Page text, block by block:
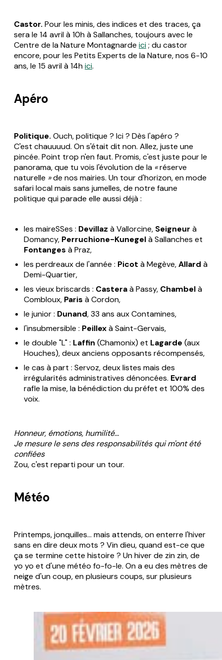
Castor. Pour les minis, des indices et des traces, ça
sera le 14 avril à 10h à Sallanches, toujours avec le
Centre de la Nature Montagnarde ici; du castor
encore, pour les Petits Experts de la Nature, nos 6-10
ans, le 15 avril à 14hici.
Apéro
Politique. Ouch, politique ? Ici ? Dès l'apéro ?
C'est chauuuud. On s'était dit non. Allez, juste une
pincée. Point trop n'en faut. Promis, c'est juste pour le
panorama, que tu vois l'évolution de la «réserve
naturelle »de nos mairies. Un tour d'horizon, en mode
safari local mais sans jumelles, de notre faune
politique qui parade elle aussi déjà :
les maireSSes : Devillaz à Vallorcine, Seigneur à
Domancy, Perruchione-Kunegelà Sallanches et
Fontanges à Praz,
les perdreaux de l'année : Picot à Megève,Allard à
Demi-Quartier,
les vieux briscards : Casteraà Passy, Chambelà
Combloux, Paris à Cordon,
le junior : Dunand, 33 ans aux Contamines,
l'insubmersible : Peillexà Saint-Gervais,
le double "L" : Laffin (Chamonix) et Lagarde (aux
Houches), deux anciens opposants récompensés,
le cas à part : Servoz, deux listes mais des
irrégularités administratives dénoncées. Evrard
rafle la mise, la bénédiction du préfet et 100% des
voix.
Honneur, émotions, humilité...
Je mesure le sens des responsabilités qui m'ont été
confiées
Zou, c'est reparti pour un tour.
Météo
Printemps, jonquilles... mais attends, on enterre l'hiver
sans en dire deux mots ? Vin dieu, quand est-ce que
ça se termine cette histoire ? Un hiver de zin zin, de
yo yo et d'une météo fo-fo-le. On a eu des mètres de
neige d'un coup, en plusieurs coups, sur plusieurs
mètres.